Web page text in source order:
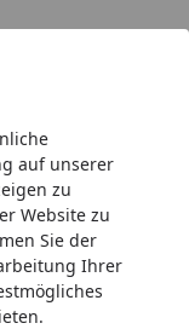
auf unserer
zu
Website zu
Sie der
Ihrer
Hotline
& Pool-
468,99€)